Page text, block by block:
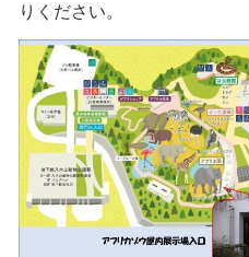
りください。